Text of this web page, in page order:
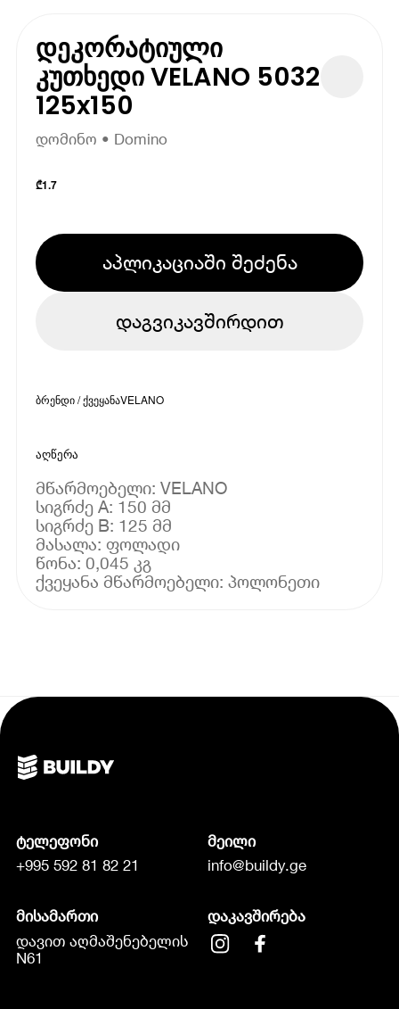
დეკორატიული
კუთხედი VELANO 5032
125x150
დომინო • Domino
₾1.7
აპლიკაციაში შეძენა
დაგვიკავშირდით
ბრენდი / ქვეყანაVELANO
აღწერა
მწარმოებელი: VELANO
სიგრძე A: 150 მმ
სიგრძე B: 125 მმ
მასალა: ფოლადი
წონა: 0,045 კგ
ქვეყანა მწარმოებელი: პოლონეთი
ტელეფონი
+995 592 81 82 21
მეილი
info@buildy.ge
მისამართი
დავით აღმაშენებელის
N61
დაკავშირება